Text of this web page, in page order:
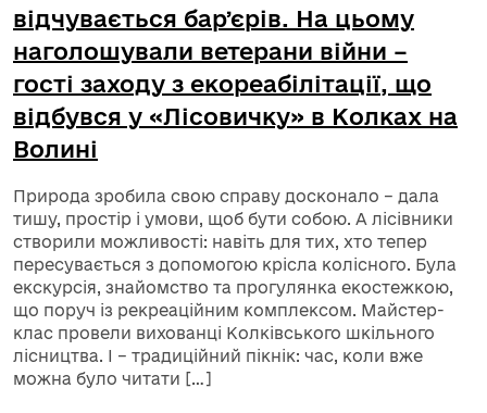
відчувається барʼєрів. На цьому
наголошували ветерани війни –
гості заходу з екореабілітації, що
відбувся у «Лісовичку» в Колках на
Волині
Природа зробила свою справу досконало – дала
тишу, простір і умови, щоб бути собою. А лісівники
створили можливості: навіть для тих, хто тепер
пересувається з допомогою крісла колісного. Була
екскурсія, знайомство та прогулянка екостежкою,
що поруч із рекреаційним комплексом. Майстер-
клас провели вихованці Колківського шкільного
лісництва. І – традиційний пікнік: час, коли вже
можна було читати […]